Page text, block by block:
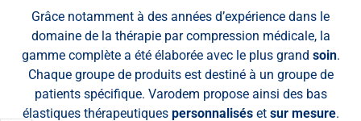
Grâce notamment à des années d’expérience dans le
domaine de la thérapie par compression médicale, la
gamme complète a été élaborée avec le plus grand soin.
Chaque groupe de produits est destiné à un groupe de
patients spécifique. Varodem propose ainsi des bas
élastiques thérapeutiques personnaliséset sur mesure.